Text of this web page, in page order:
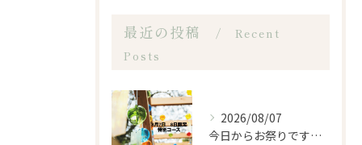
最近の投稿
Recent
Posts
2026/08/07
今日からお祭りですね！